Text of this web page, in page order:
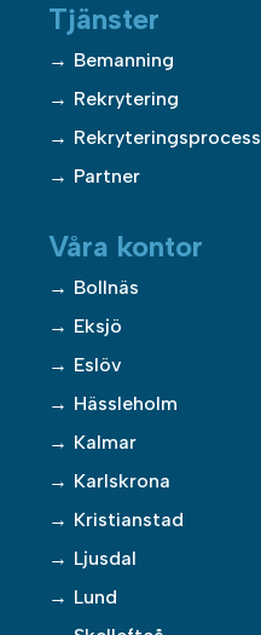
Tjänster
Bemanning
Rekrytering
Rekryteringsprocess
Partner
Våra kontor
Bollnäs
Eksjö
Eslöv
Hässleholm
Kalmar
Karlskrona
Kristianstad
Ljusdal
Lund